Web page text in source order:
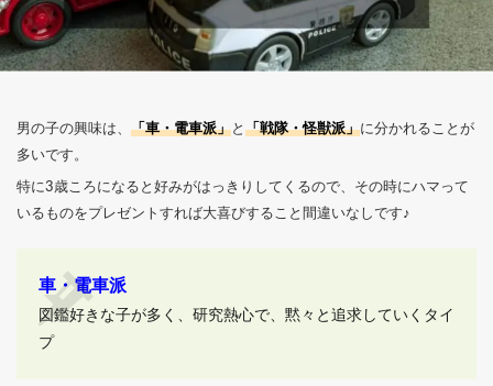
男の子の興味は、 「車・電車派」と 「戦隊・怪獣派」に分かれることが
多いです。
特に3歳ころになると好みがはっきりしてくるので、その時にハマって
いるものをプレゼントすれば大喜びすること間違いなしです♪
車・電車派
図鑑好きな子が多く、研究熱心で、黙々と追求していくタイ
プ